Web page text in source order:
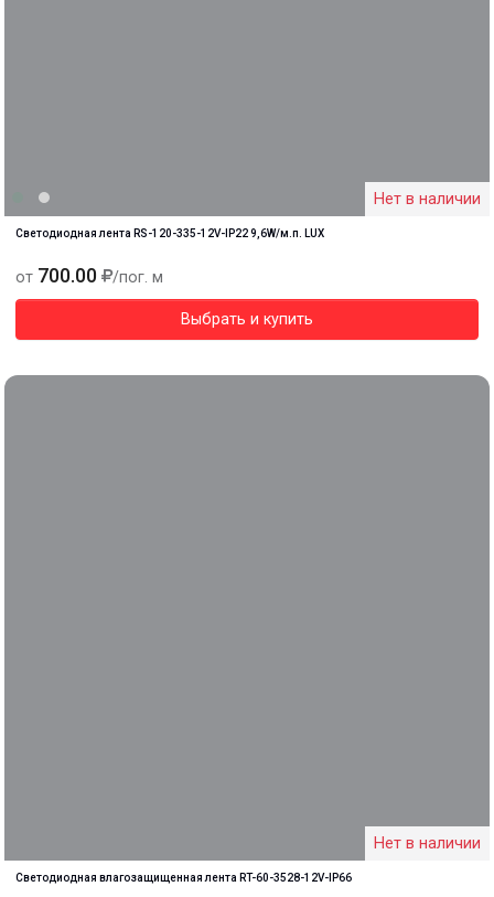
Нет в наличии
Светодиодная лента RS-120-335-12V-IP22 9,6W/м.п. LUX
от 700.00 /пог. м
Выбрать и купить
Нет в наличии
Светодиодная влагозащищенная лента RT-60-3528-12V-IP66